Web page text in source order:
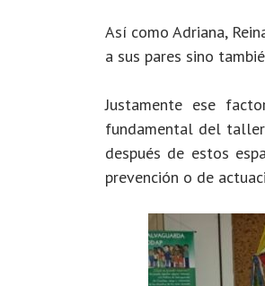
Así como Adriana,
a sus pares sino
Justamente ese
fundamental del
después de estos
prevención o de